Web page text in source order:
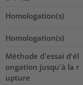
Homologation(s)
Homologation(s)
Méthode d'essai d'él
ongation jusqu'à la r
upture